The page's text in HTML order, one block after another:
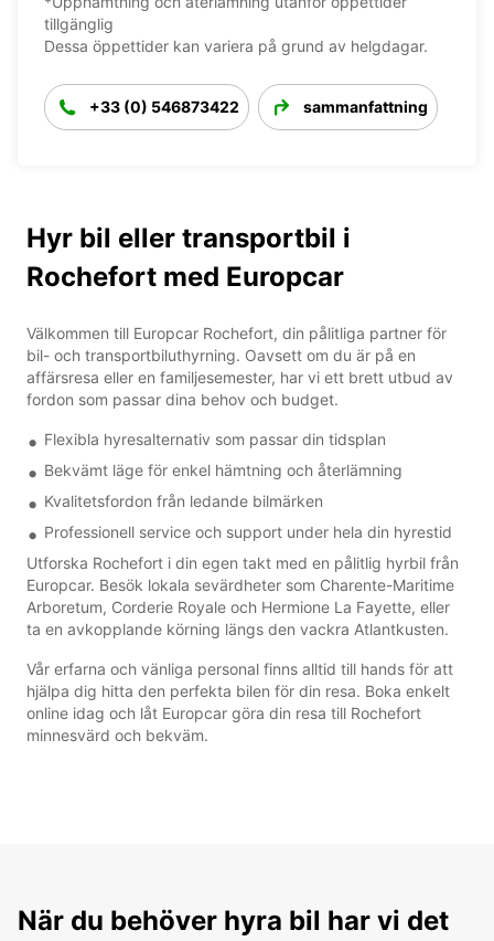
tillgänglig
Dessa öppettider kan variera på grund av helgdagar.
+33 (0) 546873422 sammanfattning
Hyr bil eller transportbil i
Rochefort med Europcar
Välkommen till Europcar Rochefort, din pålitliga partner för
bil- och transportbiluthyrning. Oavsett om du är på en
affärsresa eller en familjesemester, har vi ett brett utbud av
fordon som passar dina behov och budget.
Flexibla hyresalternativ som passar din tidsplan
Bekvämt läge för enkel hämtning och återlämning
Kvalitetsfordon från ledande bilmärken
Professionell service och support under hela din hyrestid
Utforska Rochefort i din egen takt med en pålitlig hyrbil från
Europcar. Besök lokala sevärdheter som Charente-Maritime
Arboretum, Corderie Royale och Hermione La Fayette, eller
ta en avkopplande körning längs den vackra Atlantkusten.
Vår erfarna och vänliga personal finns alltid till hands för att
hjälpa dig hitta den perfekta bilen för din resa. Boka enkelt
online idag och låt Europcar göra din resa till Rochefort
minnesvärd och bekväm.
När du behöver hyra bil har vi det